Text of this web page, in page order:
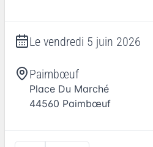
Le vendredi 5 juin 2026
Paimbœuf
Place Du Marché
44560 Paimbœuf